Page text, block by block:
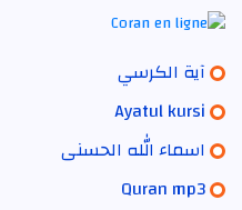
آية الكرسي
Ayatul kursi
اسماء الله الحسنى
Quran mp3